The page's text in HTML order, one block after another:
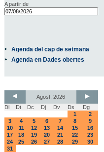
A partir de
Agenda del cap de setmana
Agenda en Dades obertes
Agost, 2026
Dl
Dt Dc Dj Dv Ds
Dg
1
2
3
4 5 6 7 8
9
10
11 12 13 14 15
16
17
18 19 20 21 22
23
24
25 26 27 28 29
30
31